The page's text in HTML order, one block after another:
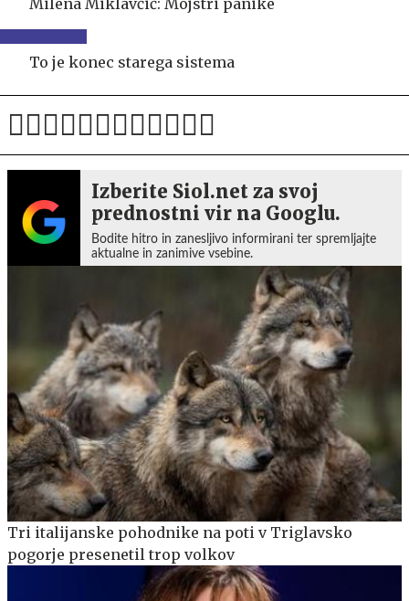
To je konec starega sistema
Izberite Siol.net za svoj
prednostni vir na Googlu.
Bodite hitro in zanesljivo informirani ter spremljajte
aktualne in zanimive vsebine.
Tri italijanske pohodnike na poti v Triglavsko
pogorje presenetil trop volkov